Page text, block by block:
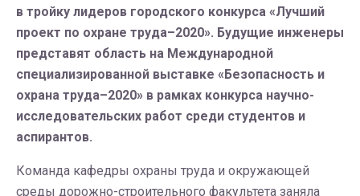
в тройку лидеров городского конкурса «Лучший
проект по охране труда–2020». Будущие инженеры
представят область на Международной
специализированной выставке «Безопасность и
охрана труда–2020» в рамках конкурса научно-
исследовательских работ среди студентов и
аспирантов.
Команда кафедры охраны труда и окружающей
среды дорожно-строительного факультета заняла